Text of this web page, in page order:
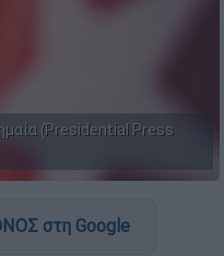
(Presidential Press
στη Google